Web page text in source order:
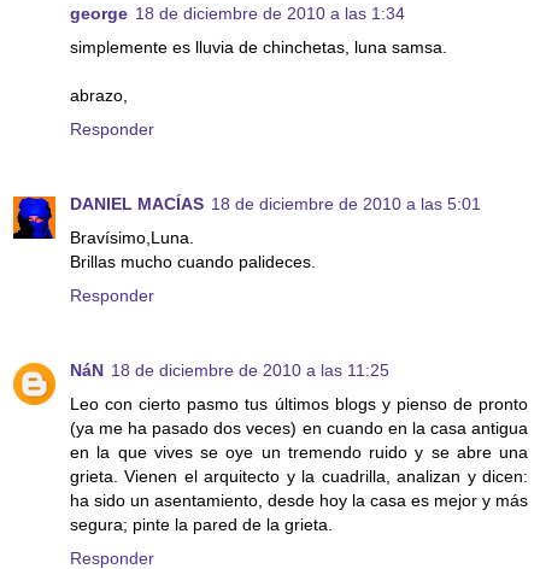
george 18 de diciembre de 2010 a las 1:34
simplemente es lluvia de chinchetas, luna samsa.
abrazo,
Responder
DANIEL MACÍAS 18 de diciembre de 2010 a las 5:01
Bravísimo,Luna.
Brillas mucho cuando palideces.
Responder
NáN 18 de diciembre de 2010 a las 11:25
Leo con cierto pasmo tus últimos blogs y pienso de pronto
(ya me ha pasado dos veces) en cuando en la casa antigua
en la que vives se oye un tremendo ruido y se abre una
grieta. Vienen el arquitecto y la cuadrilla, analizan y dicen:
ha sido un asentamiento, desde hoy la casa es mejor y más
segura; pinte la pared de la grieta.
Responder